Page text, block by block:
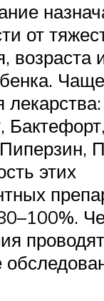
от
возраста
Бактефорт,
этих
проводят